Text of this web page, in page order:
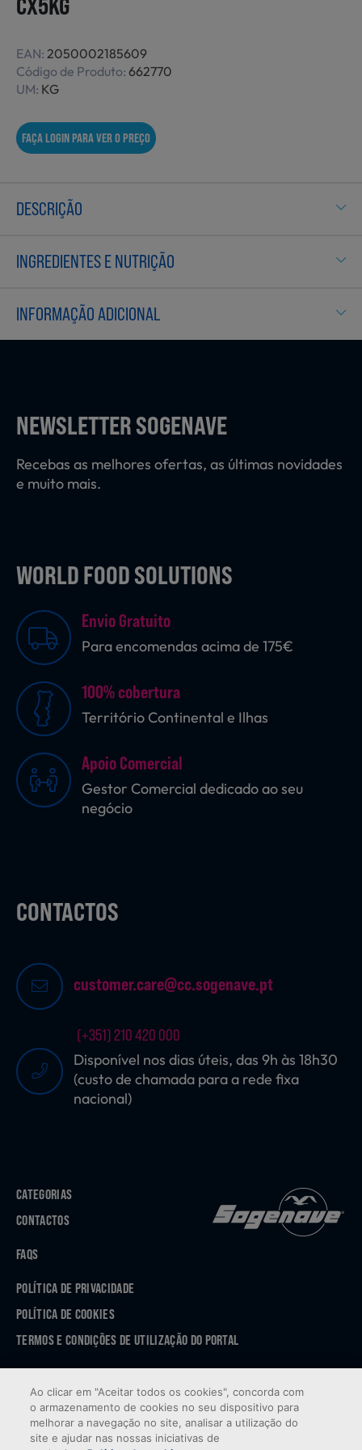
Refeições Prontas
Frutas e Legumes
Mercearia
Nutrição Clínica
Bebidas e Garrafeira
Produtos Vegetarianos
Sobremesas
EAN: 2050002185609
Código de Produto: 662770
UM: KG
FAÇA LOGIN PARA VER O PREÇO
DESCRIÇÃO
INGREDIENTES E NUTRIÇÃO
INFORMAÇÃO ADICIONAL
NEWSLETTER SOGENAVE
Recebas as melhores ofertas, as últimas novidades
e muito mais.
WORLD FOOD SOLUTIONS
Envio Gratuito
Para encomendas acima de 175€
100% cobertura
Território Continental e Ilhas
Apoio Comercial
Gestor Comercial dedicado ao seu
negócio
CONTACTOS
customer.care@cc.sogenave.pt
(+351) 210 420 000
Disponível nos dias úteis, das 9h às 18h30
(custo de chamada para a rede fixa
nacional)
CATEGORIAS
CONTACTOS
FAQS
POLÍTICA DE PRIVACIDADE
POLÍTICA DE COOKIES
TERMOS E CONDIÇÕES DE UTILIZAÇÃO DO PORTAL
GOOGLE PLAY
Ao clicar em "Aceitar todos os cookies", concorda com
o armazenamento de cookies no seu dispositivo para
melhorar a navegação no site, analisar a utilização do
site e ajudar nas nossas iniciativas de